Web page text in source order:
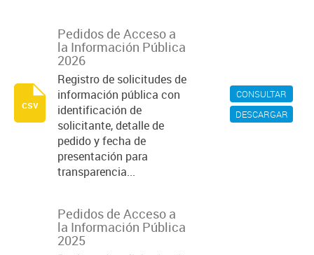
CONSULTAR
DESCARGAR
Pedidos de Acceso a
la Información Pública
2026
Registro de solicitudes de
información pública con
identificación de
solicitante, detalle de
pedido y fecha de
presentación para
transparencia...
csv
Pedidos de Acceso a
la Información Pública
2025